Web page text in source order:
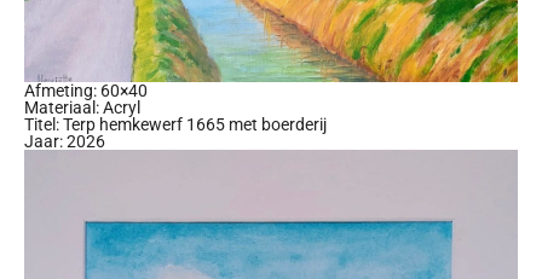
Afmeting: 60×40
Materiaal: Acryl
Titel: Terp hemkewerf 1665 met boerderij
Jaar: 2026